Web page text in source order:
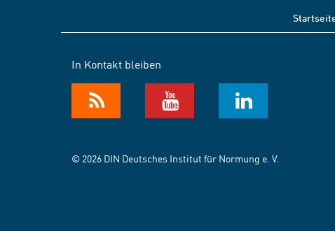
In Kontakt bleiben
© 2026 DIN Deutsches Institut für Normung e. V.